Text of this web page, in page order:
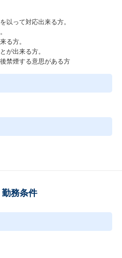
以って対応出来る方。
る方。
が出来る方。
禁煙する意思がある方
勤務条件